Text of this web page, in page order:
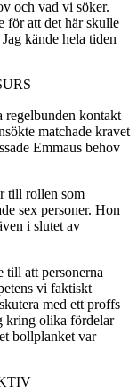
och vad vi söker.
för att det här skulle
kände hela tiden
regelbunden kontakt
matchade kravet
Emmaus behov
till rollen som
sex personer. Hon
i slutet av
till att personerna
vi faktiskt
med ett proffs
kring olika fördelar
bollplanket var